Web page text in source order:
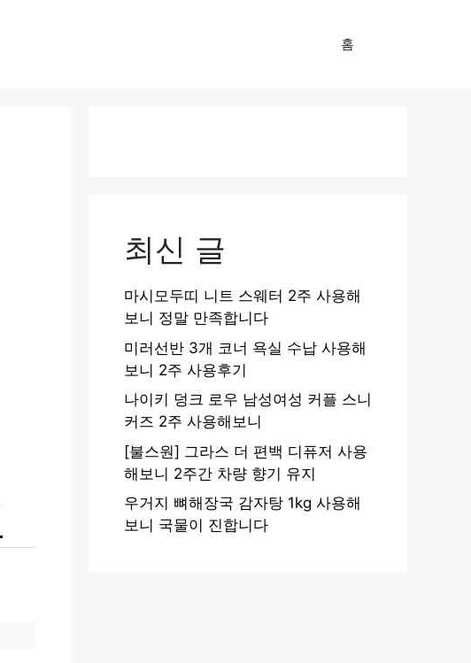
홈
최신 글
마시모두띠 니트 스웨터 2주 사용해
보니 정말 만족합니다
미러선반 3개 코너 욕실 수납 사용해
보니 2주 사용후기
나이키 덩크 로우 남성여성 커플 스니
커즈 2주 사용해보니
[불스원] 그라스 더 편백 디퓨저 사용
해보니 2주간 차량 향기 유지
우거지 뼈해장국 감자탕 1kg 사용해
보니 국물이 진합니다